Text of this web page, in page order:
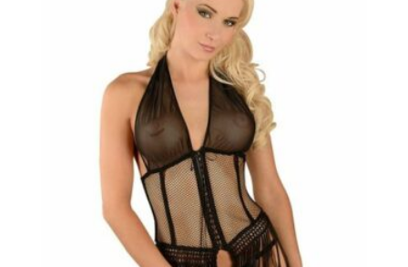
prix
décroissant